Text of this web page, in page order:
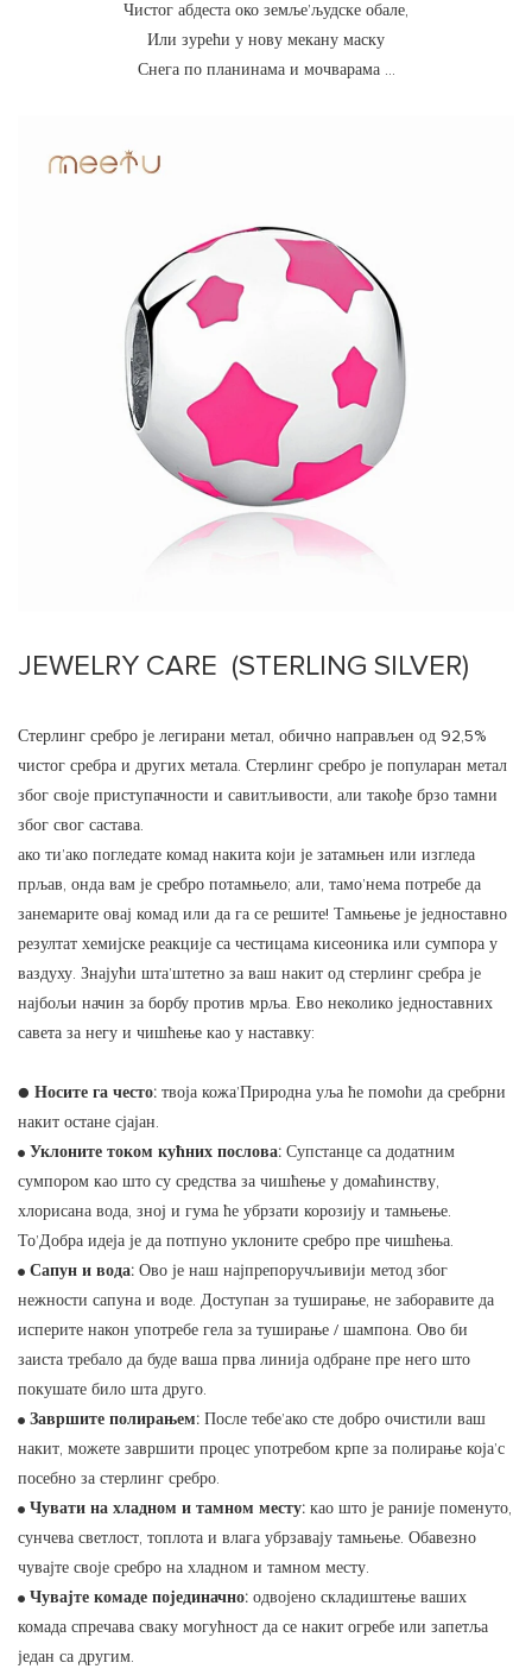
Чистог абдеста око земље’људске обале,
Или зурећи у нову мекану маску
Снега по планинама и мочварама …
JEWELRY CARE (STERLING SILVER)
Стерлинг сребро је легирани метал, обично направљен од 92,5%
чистог сребра и других метала. Стерлинг сребро је популаран метал
због своје приступачности и савитљивости, али такође брзо тамни
због свог састава.
ако ти’ако погледате комад накита који је затамњен или изгледа
прљав, онда вам је сребро потамњело; али, тамо’нема потребе да
занемарите овај комад или да га се решите! Тамњење је једноставно
резултат хемијске реакције са честицама кисеоника или сумпора у
ваздуху. Знајући шта’штетно за ваш накит од стерлинг сребра је
најбољи начин за борбу против мрља. Ево неколико једноставних
савета за негу и чишћење као у наставку:
● Носите га често: твоја кожа’Природна уља ће помоћи да сребрни
накит остане сјајан.
● Уклоните током кућних послова: Супстанце са додатним
сумпором као што су средства за чишћење у домаћинству,
хлорисана вода, зној и гума ће убрзати корозију и тамњење.
То’Добра идеја је да потпуно уклоните сребро пре чишћења.
● Сапун и вода: Ово је наш најпрепоручљивији метод због
нежности сапуна и воде. Доступан за туширање, не заборавите да
исперите након употребе гела за туширање / шампона. Ово би
заиста требало да буде ваша прва линија одбране пре него што
покушате било шта друго.
● Завршите полирањем: После тебе’ако сте добро очистили ваш
накит, можете завршити процес употребом крпе за полирање која’с
посебно за стерлинг сребро.
● Чувати на хладном и тамном месту: као што је раније поменуто,
сунчева светлост, топлота и влага убрзавају тамњење. Обавезно
чувајте своје сребро на хладном и тамном месту.
● Чувајте комаде појединачно: одвојено складиштење ваших
комада спречава сваку могућност да се накит огребе или запетља
један са другим.